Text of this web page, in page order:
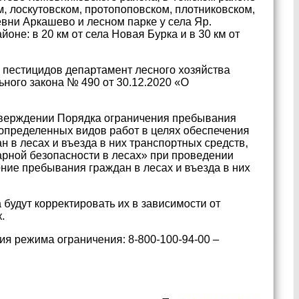
лоскутовском, протопоповском, плотниковском,
Аркашево и лесном парке у села Яр.
в 20 км от села Новая Бурка и в 30 км от
департамент лесного хозяйства
закона № 490 от 30.12.2020 «О
Порядка ограничения пребывания
видов работ в целях обеспечения
лесах и въезда в них транспортных средств,
безопасности в лесах» при проведении
пребывания граждан в лесах и въезда в них
корректировать их в зависимости от
режима ограничения: 8-800-100-94-00 –